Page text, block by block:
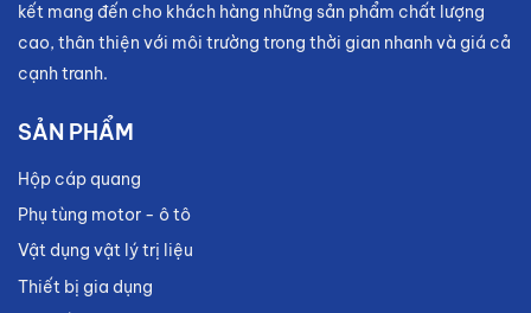
kết mang đến cho khách hàng những sản phẩm chất lượng
cao, thân thiện với môi trường trong thời gian nhanh và giá cả
cạnh tranh.
SẢN PHẨM
Hộp cáp quang
Phụ tùng motor - ô tô
Vật dụng vật lý trị liệu
Thiết bị gia dụng